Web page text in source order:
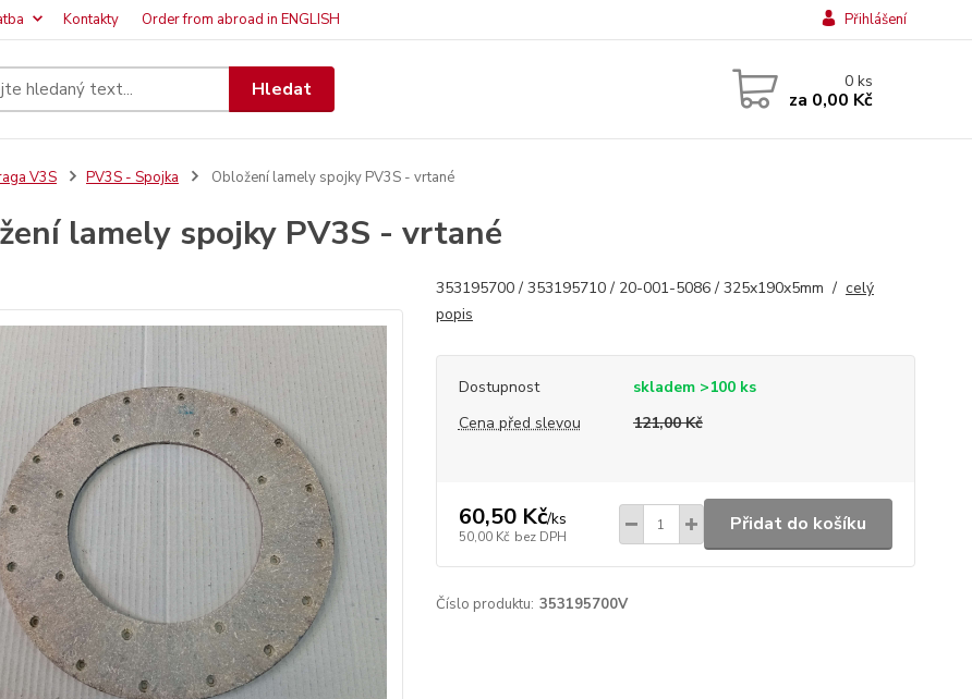
Kontakty Order from abroad in ENGLISH Přihlášení
Hledat 0ks
za 0,00 Kč
V3S PV3S - Spojka Obložení lamely spojky PV3S - vrtané
lamely spojky PV3S - vrtané
353195700 / 353195710 / 20-001-5086 / 325x190x5mm / celý
popis
Dostupnost
skladem >100 ks
Cena před slevou
121,00 Kč
60,50 Kč/ks
50,00 Kč bez DPH
Přidat do košíku
Číslo produktu: 353195700V